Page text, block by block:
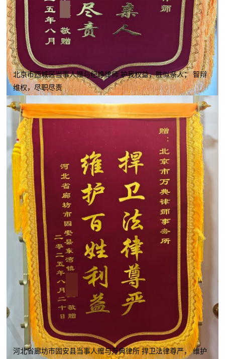
北京市西城区当事人赠与纪峥律师 护我权益，胜似亲人； 智辩
维权，尽职尽责
河北省廊坊市固安县当事人赠与万典律所 捍卫法律尊严， 维护